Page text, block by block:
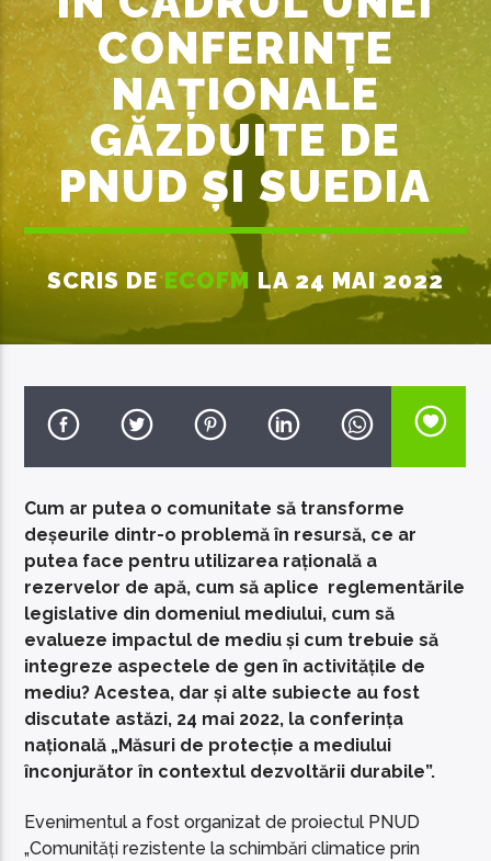
EcoFM Chisinau
CONFERINȚE
NAȚIONALE
GĂZDUITE DE
PNUD ȘI SUEDIA
SCRIS DEECOFM LA 24 MAI 2022
Cum ar putea o comunitate să transforme
deșeurile dintr-o problemă în resursă, ce ar
putea face pentru utilizarea rațională a
rezervelor de apă, cum să aplice reglementările
legislative din domeniul mediului, cum să
evalueze impactul de mediu și cum trebuie să
integreze aspectele de gen în activitățile de
mediu? Acestea, dar și alte subiecte au fost
discutate astăzi, 24 mai 2022, la conferința
națională „Măsuri de protecție a mediului
înconjurător în contextul dezvoltării durabile”.
Evenimentul a fost organizat de proiectul PNUD
„Comunități rezistente la schimbări climatice prin